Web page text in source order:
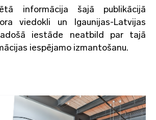
informācija šajā publikācijā
viedokli un Igaunijas-Latvijas
iestāde neatbild par tajā
iespējamo izmantošanu.